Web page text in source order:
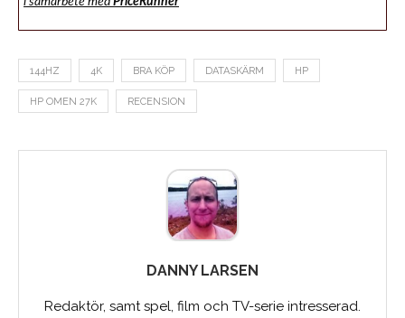
144HZ 4K BRA KÖP DATASKÄRM HP
HP OMEN 27K RECENSION
DANNY LARSEN
Redaktör, samt spel, film och TV-serie intresserad.